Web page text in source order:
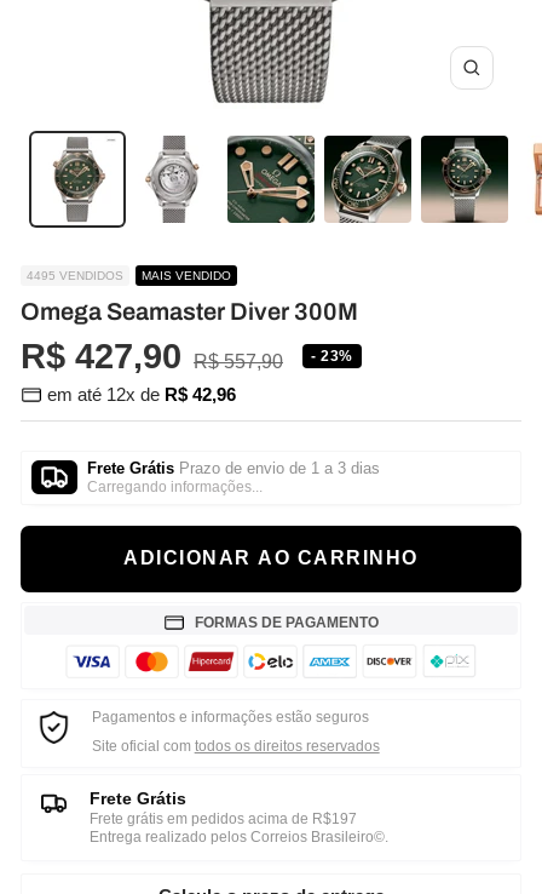
Zoom
4495 VENDIDOS MAIS VENDIDO
Omega Seamaster Diver 300M
Preço
promocional
R$ 427,90
Preço
normal
R$ 557,90 - 23%
em até 12x de R$ 42,96
Frete Grátis Prazo de envio de 1 a 3 dias
Carregando informações...
ADICIONAR AO CARRINHO
FORMAS DE PAGAMENTO
Pagamentos e informações estão seguros
Site oficial com todos os direitos reservados
Frete Grátis
Frete grátis em pedidos acima de R$197
Entrega realizado pelos Correios Brasileiro©.